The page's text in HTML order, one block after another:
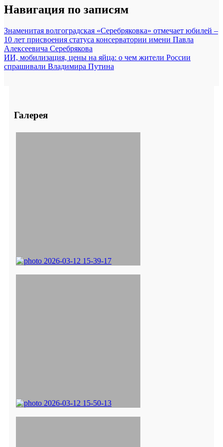
Навигация по записям
Знаменитая волгоградская «Серебряковка» отмечает юбилей –
10 лет присвоения статуса консерватории имени Павла
Алексеевича Серебрякова
ИИ, мобилизация, цены на яйца: о чем жители России
спрашивали Владимира Путина
Галерея